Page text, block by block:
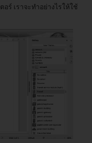
ร์ เราจะทำอย่างไรให้ใช้